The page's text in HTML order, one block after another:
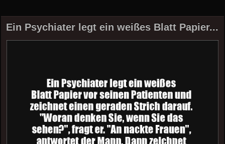
Ein Psychiater legt ein weißes Blatt Papier...